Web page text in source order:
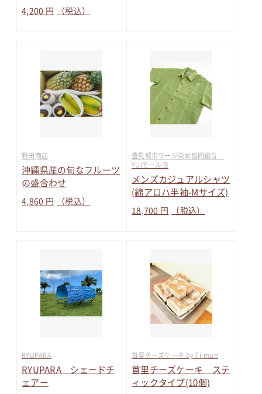
4,200 円 （税込）
野田商店
沖縄県産の旬なフルーツ
の盛合わせ
4,860 円 （税込）
豊見城市ウージ染め協同組合
YUIモール店
メンズカジュアルシャツ
(綿アロハ半袖-Mサイズ)
18,700 円 （税込）
RYUPARA
RYUPARA シェードチ
ェアー
首里チーズケーキ by Ti-mun
首里チーズケーキ ステ
ィックタイプ(10個)